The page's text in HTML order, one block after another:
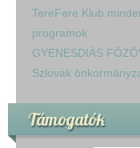
TereFere Klub
programok
GYENESDIÁS
Szlovák
Támogatók